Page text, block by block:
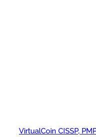
VirtualCoin CISSP,